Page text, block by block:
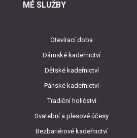
MÉ SLUŽBY
Otevírací doba
Dámské kadeřnictví
Dětské kadeřnictví
Pánské kadeřnictví
Tradiční holičství
Svatební a plesové účesy
Bezbariérové kadeřnictví